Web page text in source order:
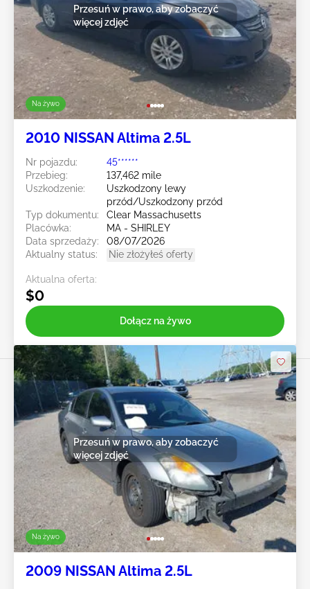
Na żywo
Przesuń w prawo, aby zobaczyć
więcej zdjęć
2010 NISSAN Altima 2.5L
Nr pojazdu:
45******
Przebieg:
137,462 mile
Uszkodzenie:
Uszkodzony lewy
przód/Uszkodzony przód
Typ dokumentu:
Clear Massachusetts
Placówka:
MA - SHIRLEY
Data sprzedaży:
08/07/2026
Aktualny status:
Nie złożyłeś oferty
Aktualna oferta:
$0
Dołącz na żywo
Na żywo
Przesuń w prawo, aby zobaczyć
więcej zdjęć
2009 NISSAN Altima 2.5L